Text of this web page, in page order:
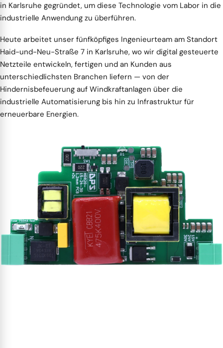
in Karlsruhe gegründet, um diese Technologie vom Labor in die
industrielle Anwendung zu überführen.
Heute arbeitet unser fünfköpfiges Ingenieurteam am Standort
Haid-und-Neu-Straße 7 in Karlsruhe, wo wir digital gesteuerte
Netzteile entwickeln, fertigen und an Kunden aus
unterschiedlichsten Branchen liefern — von der
Hindernisbefeuerung auf Windkraftanlagen über die
industrielle Automatisierung bis hin zu Infrastruktur für
erneuerbare Energien.